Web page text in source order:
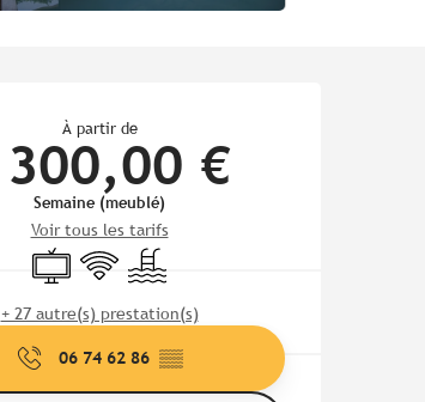
À partir de
300,00 €
Semaine (meublé)
Voir tous les tarifs
Télévision
WiFi Piscine
+ 27 autre(s) prestation(s)
06 74 62 86 ▒▒